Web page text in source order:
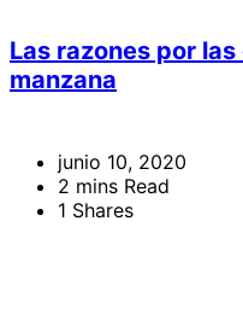
Las razones por
manzana
junio 10, 2020
2 mins Read
1 Shares